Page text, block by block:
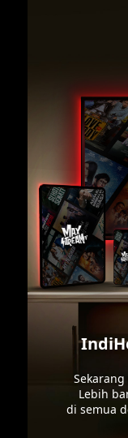
Lebih
di semua